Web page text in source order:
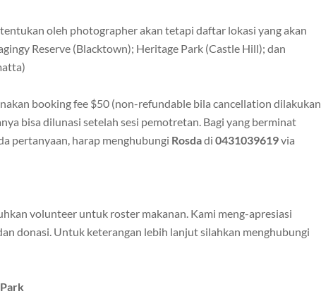
oleh photographer akan tetapi daftar lokasi yang akan
Reserve (Blacktown); Heritage Park (Castle Hill); dan
booking fee $50 (non-refundable bila cancellation dilakukan
bisa dilunasi setelah sesi pemotretan. Bagi yang berminat
pertanyaan, harap menghubungi Rosdadi0431039619via
volunteer untuk roster makanan. Kami meng-apresiasi
donasi. Untuk keterangan lebih lanjut silahkan menghubungi